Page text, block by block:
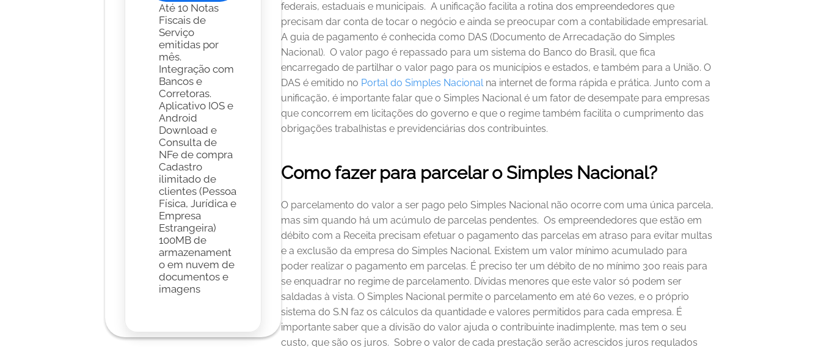
Até 10 Notas
Fiscais de
Serviço
emitidas por
mês.
Integração com
Bancos e
Corretoras.
Aplicativo IOS e
Android
Download e
Consulta de
NFe de compra
Cadastro
ilimitado de
clientes (Pessoa
Física, Jurídica e
Empresa
Estrangeira)
100MB de
armazenament
o em nuvem de
documentos e
imagens
federais, estaduais e municipais. A unificação facilita a rotina dos empreendedores que
precisam dar conta de tocar o negócio e ainda se preocupar com a contabilidade empresarial.
A guia de pagamento é conhecida como DAS (Documento de Arrecadação do Simples
Nacional). O valor pago é repassado para um sistema do Banco do Brasil, que fica
encarregado de partilhar o valor pago para os municípios e estados, e também para a União. O
DAS é emitido no Portal do Simples Nacional na internet de forma rápida e prática. Junto com a
unificação, é importante falar que o Simples Nacional é um fator de desempate para empresas
que concorrem em licitações do governo e que o regime também facilita o cumprimento das
obrigações trabalhistas e previdenciárias dos contribuintes.
Como fazer para parcelar o Simples Nacional?
O parcelamento do valor a ser pago pelo Simples Nacional não ocorre com uma única parcela,
mas sim quando há um acúmulo de parcelas pendentes. Os empreendedores que estão em
débito com a Receita precisam efetuar o pagamento das parcelas em atraso para evitar multas
e a exclusão da empresa do Simples Nacional. Existem um valor mínimo acumulado para
poder realizar o pagamento em parcelas. É preciso ter um débito de no mínimo 300 reais para
se enquadrar no regime de parcelamento. Dívidas menores que este valor só podem ser
saldadas à vista. O Simples Nacional permite o parcelamento em até 60 vezes, e o próprio
sistema do S.N faz os cálculos da quantidade e valores permitidos para cada empresa. É
importante saber que a divisão do valor ajuda o contribuinte inadimplente, mas tem o seu
custo, que são os juros. Sobre o valor de cada prestação serão acrescidos juros regulados